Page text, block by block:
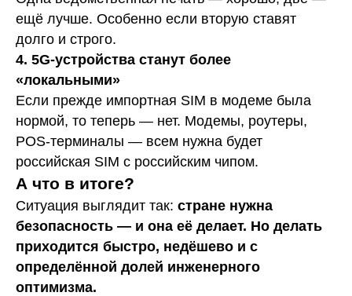
ещё лучше. Особенно если вторую ставят
долго и строго.
4. 5G-устройства станут более
«локальными»
Если прежде импортная SIM в модеме была
нормой, то теперь — нет. Модемы, роутеры,
POS-терминалы — всем нужна будет
российская SIM с российским чипом.
А что в итоге?
Ситуация выглядит так: стране нужна
безопасность — и она её делает. Но делать
приходится быстро, недёшево и с
определённой долей инженерного
оптимизма.